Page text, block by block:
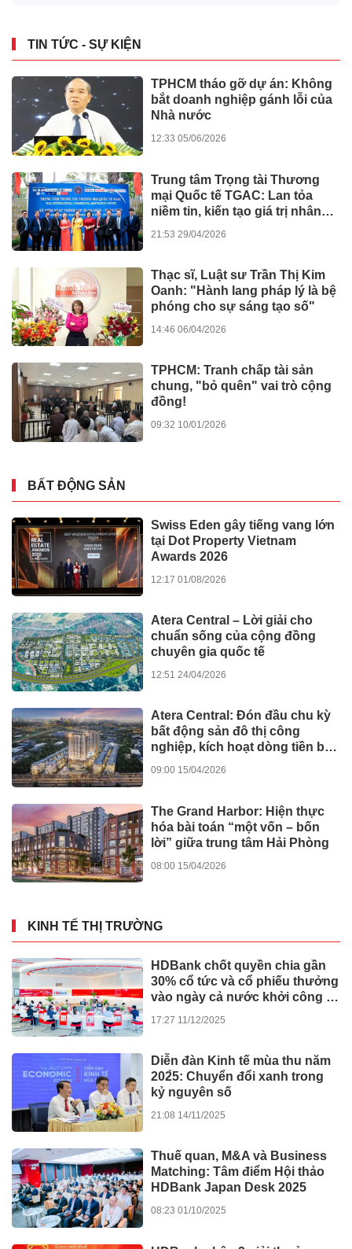
Disneyland Japan Hay
Đến Giải Trí Hấp Dẫn Nhất Khi
15:30 22/06/2026 Du lịch
Người trẻ định hình lại thói
quen hưởng thụ kì nghỉ và
18:02 15/06/2026 Kinh doanh
PHD Health Sciences: Cột mốc
09:00 09/06/2026 Kinh doanh
TPHCM tháo gỡ dự án: Không
ATERA CENTRAL ghi dấu ấn
với danh hiệu “Top 10 dự án
nhất Việt Nam”
Đau thắt lưng suốt 2 năm, đến
iBONE FiSiO mới biết nguyên
nhân
03/06/2026
KHỎE
Nhà đầu tư săn tìm bất động
sản khai thác ngay tại lõi trung
08:00 03/06/2026 Dự án
Bát nháo xe tự chế chở bệnh
31/05/2026
Đại hội đại biểu bảo vệ quyền
lợi người tiêu dùng thành phố
Hồ Chí Minh nhiệm kỳ I(2026-
2031) thành công tốt đẹp
Xem thêm
TIN TỨC - SỰ KIỆN
TPHCM tháo gỡ dự án: Không
bắt doanh nghiệp gánh lỗi của
Nhà nước